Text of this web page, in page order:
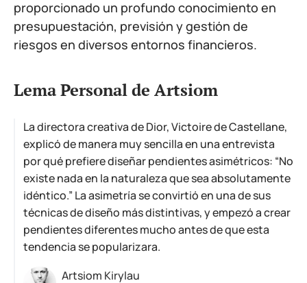
proporcionado un profundo conocimiento en
presupuestación, previsión y gestión de
riesgos en diversos entornos financieros.
Lema Personal de Artsiom
La directora creativa de Dior, Victoire de Castellane,
explicó de manera muy sencilla en una entrevista
por qué prefiere diseñar pendientes asimétricos: “No
existe nada en la naturaleza que sea absolutamente
idéntico.” La asimetría se convirtió en una de sus
técnicas de diseño más distintivas, y empezó a crear
pendientes diferentes mucho antes de que esta
tendencia se popularizara.
Artsiom Kirylau